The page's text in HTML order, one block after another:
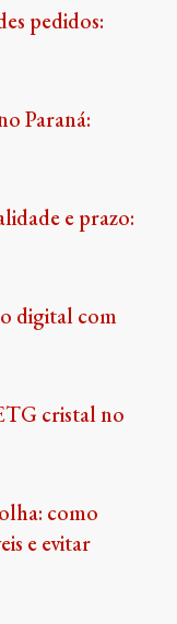
pedidos:
Paraná:
e prazo:
digital com
cristal no
como
e evitar